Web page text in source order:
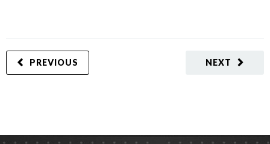
NEXT
PREVIOUS